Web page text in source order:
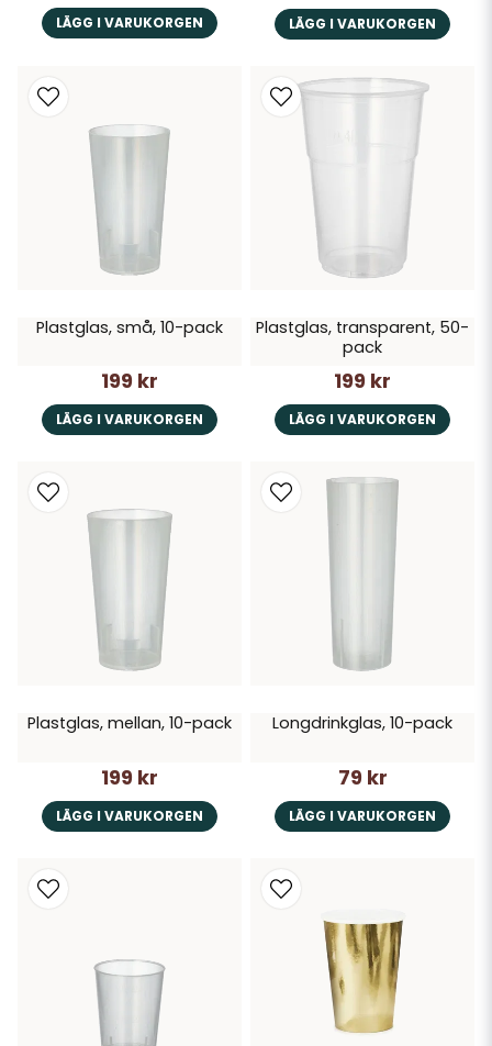
LÄGG I VARUKORGEN LÄGG I VARUKORGEN
Plastglas, små, 10-pack
199 kr
LÄGG I VARUKORGEN
Plastglas, transparent, 50-
pack
199 kr
LÄGG I VARUKORGEN
Plastglas, mellan, 10-pack
199 kr
LÄGG I VARUKORGEN
Longdrinkglas, 10-pack
79 kr
LÄGG I VARUKORGEN